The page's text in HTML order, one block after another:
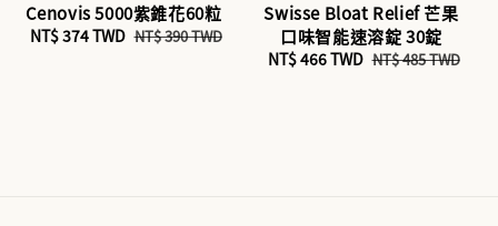
Cenovis 5000紫錐花60粒
Sale
NT$ 374 TWD Regular
NT$ 390 TWD
Swisse Bloat Relief 芒果
口味智能速溶錠 30錠
Sale
NT$ 466 TWD Regular
NT$ 485 TWD